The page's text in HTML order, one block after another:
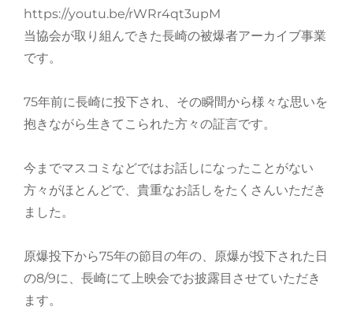
https://youtu.be/rWRr4qt3upM
当協会が取り組んできた長崎の被爆者アーカイブ事業
です。
75年前に長崎に投下され、その瞬間から様々な思いを
抱きながら生きてこられた方々の証言です。
今までマスコミなどではお話しになったことがない
方々がほとんどで、貴重なお話しをたくさんいただき
ました。
原爆投下から75年の節目の年の、原爆が投下された日
の8/9に、長崎にて上映会でお披露目させていただき
ます。